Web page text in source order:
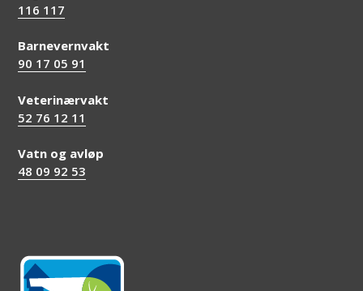
116 117
Barnevernvakt
90 17 05 91
Veterinærvakt
52 76 12 11
Vatn og avløp
48 09 92 53